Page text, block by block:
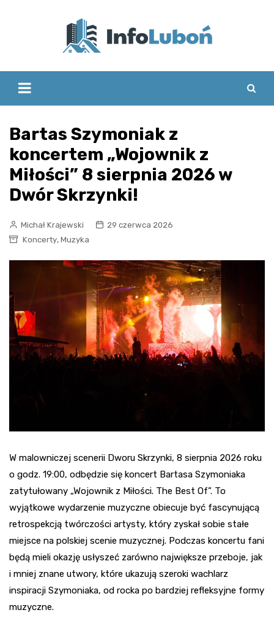
Bartas Szymoniak z
koncertem „Wojownik z
Miłości” 8 sierpnia 2026 w
Dwór Skrzynki!
Michał Krajewski
29 czerwca 2026
Koncerty, Muzyka
W malowniczej scenerii Dworu Skrzynki, 8 sierpnia 2026 roku
o godz. 19:00, odbędzie się koncert Bartasa Szymoniaka
zatytułowany „Wojownik z Miłości. The Best Of”. To
wyjątkowe wydarzenie muzyczne obiecuje być fascynującą
retrospekcją twórczości artysty, który zyskał sobie stałe
miejsce na polskiej scenie muzycznej. Podczas koncertu fani
będą mieli okazję usłyszeć zarówno największe przeboje, jak
i mniej znane utwory, które ukazują szeroki wachlarz
inspiracji Szymoniaka, od rocka po bardziej refleksyjne formy
muzyczne.